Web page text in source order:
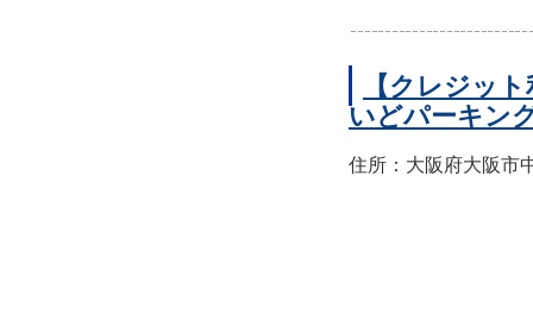
【クレジッ
いどパーキン
住所：大阪府大阪市